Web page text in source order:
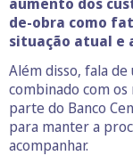
de-obra como
situação atual e
Além disso, fala
combinado com
parte do Banco
para manter a
acompanhar.